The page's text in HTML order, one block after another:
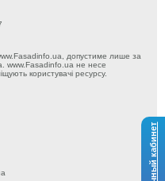
Личный кабинет
допустиме лише за
www.Fasadinfo.ua не несе
користувачі ресурсу.